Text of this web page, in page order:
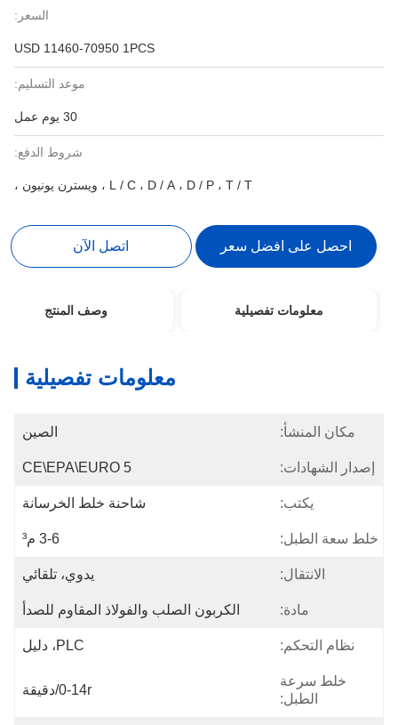
السعر:
USD 11460-70950 1PCS
موعد التسليم:
30 يوم عمل
شروط الدفع:
L / C ، D / A ، D / P ، T / T ، ويسترن يونيون ،
احصل على افضل سعر اتصل الآن
معلومات تفصيلية وصف المنتج
معلومات تفصيلية
مكان المنشأ: الصين
إصدار الشهادات: CE\EPA\EURO 5
يكتب: شاحنة خلط الخرسانة
خلط سعة الطبل: 3-6 م³
الانتقال: يدوي، تلقائي
مادة: الكربون الصلب والفولاذ المقاوم للصدأ
نظام التحكم: PLC، دليل
خلط سرعة
الطبل:
0-14r/دقيقة